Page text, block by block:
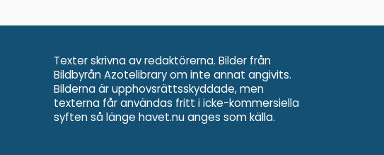
Texter skrivna av redaktörerna. Bilder från
Bildbyrån Azotelibrary om inte annat angivits.
Bilderna är upphovsrättsskyddade, men
texterna får användas fritt i icke-kommersiella
syften så länge havet.nu anges som källa.